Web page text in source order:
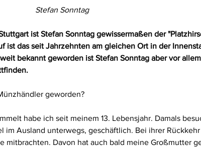
Stefan Sonntag
ist Stefan Sonntag gewissermaßen der
ist das seit Jahrzehnten am gleichen Ort in der
bekannt geworden ist Stefan Sonntag aber vor
geworden?
habe ich seit meinem 13. Lebensjahr. Damals
im Ausland unterwegs, geschäftlich. Bei ihrer
mitbrachten. Davon hat auch bald meine Großmutter